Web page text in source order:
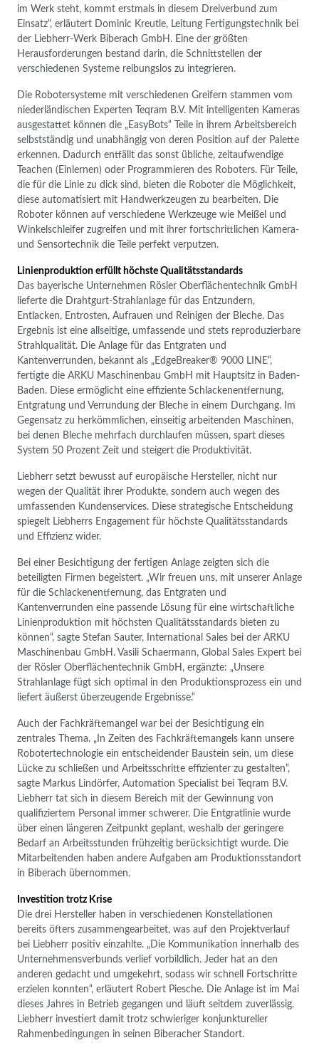
im Werk steht, kommt erstmals in diesem Dreiverbund zum
Einsatz“, erläutert Dominic Kreutle, Leitung Fertigungstechnik bei
der Liebherr-Werk Biberach GmbH. Eine der größten
Herausforderungen bestand darin, die Schnittstellen der
verschiedenen Systeme reibungslos zu integrieren.
Die Robotersysteme mit verschiedenen Greifern stammen vom
niederländischen Experten Teqram B.V. Mit intelligenten Kameras
ausgestattet können die „EasyBots“ Teile in ihrem Arbeitsbereich
selbstständig und unabhängig von deren Position auf der Palette
erkennen. Dadurch entfällt das sonst übliche, zeitaufwendige
Teachen (Einlernen) oder Programmieren des Roboters. Für Teile,
die für die Linie zu dick sind, bieten die Roboter die Möglichkeit,
diese automatisiert mit Handwerkzeugen zu bearbeiten. Die
Roboter können auf verschiedene Werkzeuge wie Meißel und
Winkelschleifer zugreifen und mit ihrer fortschrittlichen Kamera-
und Sensortechnik die Teile perfekt verputzen.
Linienproduktion erfüllt höchste Qualitätsstandards
Das bayerische Unternehmen Rösler Oberflächentechnik GmbH
lieferte die Drahtgurt-Strahlanlage für das Entzundern,
Entlacken, Entrosten, Aufrauen und Reinigen der Bleche. Das
Ergebnis ist eine allseitige, umfassende und stets reproduzierbare
Strahlqualität. Die Anlage für das Entgraten und
Kantenverrunden, bekannt als „EdgeBreaker® 9000 LINE“,
fertigte die ARKU Maschinenbau GmbH mit Hauptsitz in Baden-
Baden. Diese ermöglicht eine effiziente Schlackenentfernung,
Entgratung und Verrundung der Bleche in einem Durchgang. Im
Gegensatz zu herkömmlichen, einseitig arbeitenden Maschinen,
bei denen Bleche mehrfach durchlaufen müssen, spart dieses
System 50 Prozent Zeit und steigert die Produktivität.
Liebherr setzt bewusst auf europäische Hersteller, nicht nur
wegen der Qualität ihrer Produkte, sondern auch wegen des
umfassenden Kundenservices. Diese strategische Entscheidung
spiegelt Liebherrs Engagement für höchste Qualitätsstandards
und Effizienz wider.
Bei einer Besichtigung der fertigen Anlage zeigten sich die
beteiligten Firmen begeistert. „Wir freuen uns, mit unserer Anlage
für die Schlackenentfernung, das Entgraten und
Kantenverrunden eine passende Lösung für eine wirtschaftliche
Linienproduktion mit höchsten Qualitätsstandards bieten zu
können“, sagte Stefan Sauter, International Sales bei der ARKU
Maschinenbau GmbH. Vasili Schaermann, Global Sales Expert bei
der Rösler Oberflächentechnik GmbH, ergänzte: „Unsere
Strahlanlage fügt sich optimal in den Produktionsprozess ein und
liefert äußerst überzeugende Ergebnisse.“
Auch der Fachkräftemangel war bei der Besichtigung ein
zentrales Thema. „In Zeiten des Fachkräftemangels kann unsere
Robotertechnologie ein entscheidender Baustein sein, um diese
Lücke zu schließen und Arbeitsschritte effizienter zu gestalten“,
sagte Markus Lindörfer, Automation Specialist bei Teqram B.V.
Liebherr tat sich in diesem Bereich mit der Gewinnung von
qualifiziertem Personal immer schwerer. Die Entgratlinie wurde
über einen längeren Zeitpunkt geplant, weshalb der geringere
Bedarf an Arbeitsstunden frühzeitig berücksichtigt wurde. Die
Mitarbeitenden haben andere Aufgaben am Produktionsstandort
in Biberach übernommen.
Investition trotz Krise
Die drei Hersteller haben in verschiedenen Konstellationen
bereits öfters zusammengearbeitet, was auf den Projektverlauf
bei Liebherr positiv einzahlte. „Die Kommunikation innerhalb des
Unternehmensverbunds verlief vorbildlich. Jeder hat an den
anderen gedacht und umgekehrt, sodass wir schnell Fortschritte
erzielen konnten“, erläutert Robert Piesche. Die Anlage ist im Mai
dieses Jahres in Betrieb gegangen und läuft seitdem zuverlässig.
Liebherr investiert damit trotz schwieriger konjunktureller
Rahmenbedingungen in seinen Biberacher Standort.